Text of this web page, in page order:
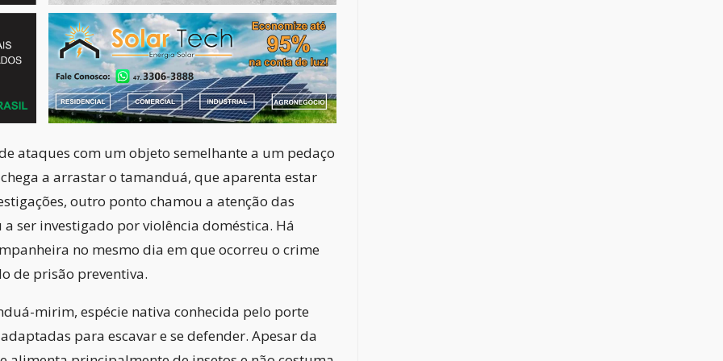
ataques com um objeto semelhante a um pedaço
a arrastar o tamanduá, que aparenta estar
outro ponto chamou a atenção das
ser investigado por violência doméstica. Há
no mesmo dia em que ocorreu o crime
de prisão preventiva.
mirim, espécie nativa conhecida pelo porte
para escavar e se defender. Apesar da